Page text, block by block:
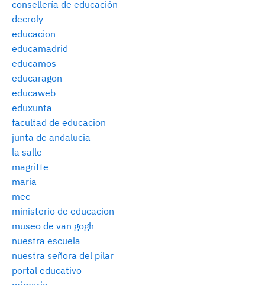
consellería de educación
decroly
educacion
educamadrid
educamos
educaragon
educaweb
eduxunta
facultad de educacion
junta de andalucia
la salle
magritte
maria
mec
ministerio de educacion
museo de van gogh
nuestra escuela
nuestra señora del pilar
portal educativo